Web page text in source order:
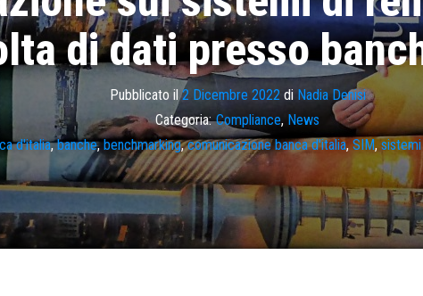
di dati presso
Pubblicato il2 Dicembre 2022 di Nadia Denisi
Categoria: Compliance, News
d'italia,banche,benchmarking,comunicazione banca d'italia,SIM,